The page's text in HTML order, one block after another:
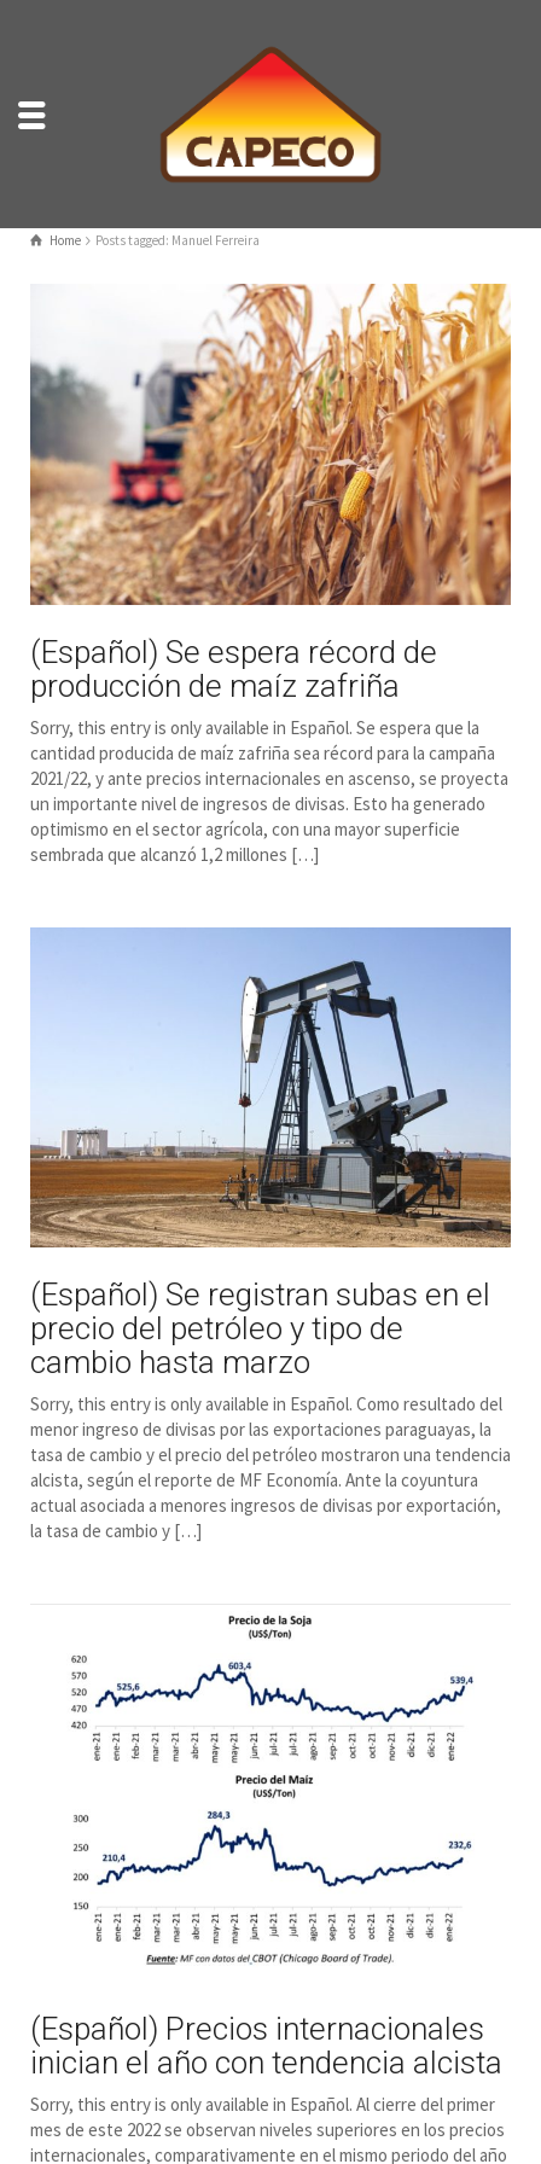
Home Posts tagged: Manuel Ferreira
(Español) Se espera récord de
producción de maíz zafriña
Sorry, this entry is only available in Español. Se espera que la
cantidad producida de maíz zafriña sea récord para la campaña
2021/22, y ante precios internacionales en ascenso, se proyecta
un importante nivel de ingresos de divisas. Esto ha generado
optimismo en el sector agrícola, con una mayor superficie
sembrada que alcanzó 1,2 millones […]
(Español) Se registran subas en el
precio del petróleo y tipo de
cambio hasta marzo
Sorry, this entry is only available in Español. Como resultado del
menor ingreso de divisas por las exportaciones paraguayas, la
tasa de cambio y el precio del petróleo mostraron una tendencia
alcista, según el reporte de MF Economía. Ante la coyuntura
actual asociada a menores ingresos de divisas por exportación,
la tasa de cambio y […]
(Español) Precios internacionales
inician el año con tendencia alcista
Sorry, this entry is only available in Español. Al cierre del primer
mes de este 2022 se observan niveles superiores en los precios
internacionales, comparativamente en el mismo periodo del año